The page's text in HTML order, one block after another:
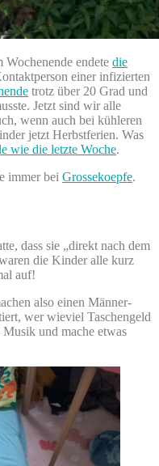
Wochenende endete die
einer infizierten
trotz über 20 Grad und
Jetzt sind wir alle
wenn auch bei kühleren
jetzt Herbstferien. Was
wie die letzte Woche.
immer bei Grossekoepfe.
dass sie „direkt nach dem
die Kinder alle kurz
auf!
also einen Männer-
wer wieviel Taschengeld
und mache etwas